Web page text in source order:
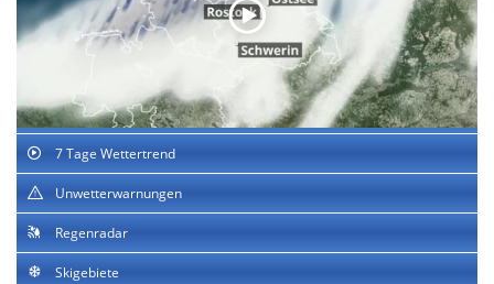
7 Tage Wettertrend
Unwetterwarnungen
Regenradar
Skigebiete